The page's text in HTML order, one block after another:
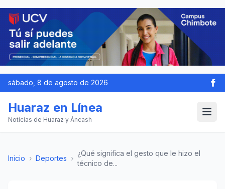
sábado, 8 de agosto de 2026
Huaraz en Línea
Noticias de Huaraz y Áncash
Inicio › Deportes ›
¿Qué significa el gesto que le hizo el
técnico de...